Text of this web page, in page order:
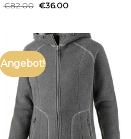
€82.00 €36.00
Angebot!